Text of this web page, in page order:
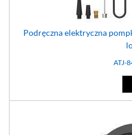
Podręczna elektryczna
ATJ-